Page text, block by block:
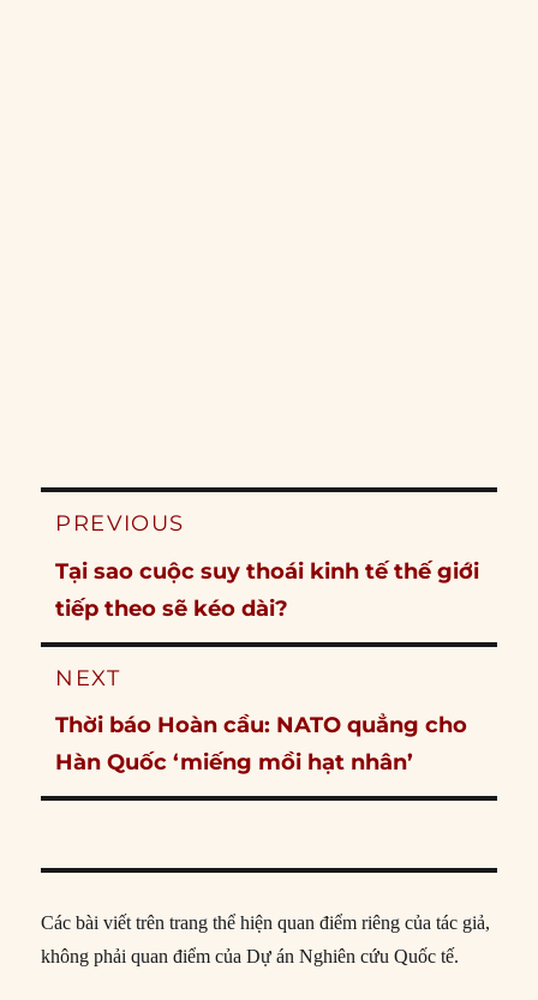
Post
PREVIOUS
Previous
post:
Tại sao cuộc suy thoái kinh tế thế giới
tiếp theo sẽ kéo dài?
NEXT
Next
post:
Thời báo Hoàn cầu: NATO quẳng cho
Hàn Quốc ‘miếng mồi hạt nhân’
Các bài viết trên trang thể hiện quan điểm riêng của tác giả,
không phải quan điểm của Dự án Nghiên cứu Quốc tế.